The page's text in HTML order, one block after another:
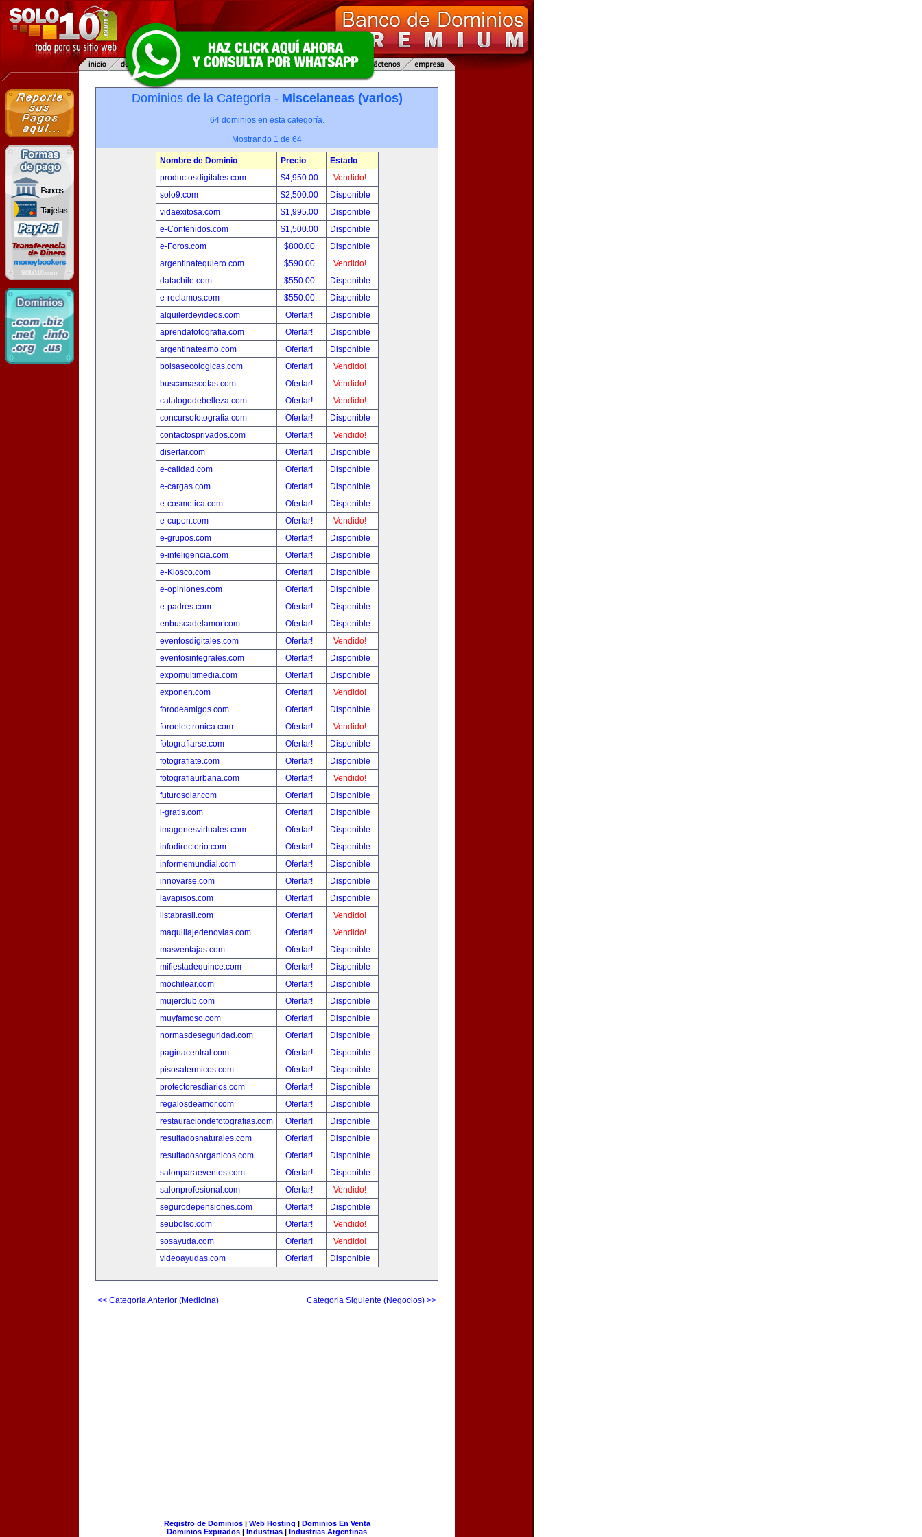
Dominios de la Categoría - Miscelaneas (varios)
64 dominios en esta categoría.
Mostrando 1 de 64
Nombre de Dominio Precio
Estado
productosdigitales.com
$4,950.00
Vendido!
solo9.com
$2,500.00
Disponible
vidaexitosa.com
$1,995.00
Disponible
e-Contenidos.com
$1,500.00
Disponible
e-Foros.com
$800.00
Disponible
argentinatequiero.com
$590.00
Vendido!
datachile.com
$550.00
Disponible
e-reclamos.com
$550.00
Disponible
alquilerdevideos.com
Ofertar!
Disponible
aprendafotografia.com
Ofertar!
Disponible
argentinateamo.com
Ofertar!
Disponible
bolsasecologicas.com
Ofertar!
Vendido!
buscamascotas.com
Ofertar!
Vendido!
catalogodebelleza.com
Ofertar!
Vendido!
concursofotografia.com
Ofertar!
Disponible
contactosprivados.com
Ofertar!
Vendido!
disertar.com
Ofertar!
Disponible
e-calidad.com
Ofertar!
Disponible
e-cargas.com
Ofertar!
Disponible
e-cosmetica.com
Ofertar!
Disponible
e-cupon.com
Ofertar!
Vendido!
e-grupos.com
Ofertar!
Disponible
e-inteligencia.com
Ofertar!
Disponible
e-Kiosco.com
Ofertar!
Disponible
e-opiniones.com
Ofertar!
Disponible
e-padres.com
Ofertar!
Disponible
enbuscadelamor.com
Ofertar!
Disponible
eventosdigitales.com
Ofertar!
Vendido!
eventosintegrales.com
Ofertar!
Disponible
expomultimedia.com
Ofertar!
Disponible
exponen.com
Ofertar!
Vendido!
forodeamigos.com
Ofertar!
Disponible
foroelectronica.com
Ofertar!
Vendido!
fotografiarse.com
Ofertar!
Disponible
fotografiate.com
Ofertar!
Disponible
fotografiaurbana.com
Ofertar!
Vendido!
futurosolar.com
Ofertar!
Disponible
i-gratis.com
Ofertar!
Disponible
imagenesvirtuales.com
Ofertar!
Disponible
infodirectorio.com
Ofertar!
Disponible
informemundial.com
Ofertar!
Disponible
innovarse.com
Ofertar!
Disponible
lavapisos.com
Ofertar!
Disponible
listabrasil.com
Ofertar!
Vendido!
maquillajedenovias.com
Ofertar!
Vendido!
masventajas.com
Ofertar!
Disponible
mifiestadequince.com
Ofertar!
Disponible
mochilear.com
Ofertar!
Disponible
mujerclub.com
Ofertar!
Disponible
muyfamoso.com
Ofertar!
Disponible
normasdeseguridad.com
Ofertar!
Disponible
paginacentral.com
Ofertar!
Disponible
pisosatermicos.com
Ofertar!
Disponible
protectoresdiarios.com
Ofertar!
Disponible
regalosdeamor.com
Ofertar!
Disponible
restauraciondefotografias.com
Ofertar!
Disponible
resultadosnaturales.com
Ofertar!
Disponible
resultadosorganicos.com
Ofertar!
Disponible
salonparaeventos.com
Ofertar!
Disponible
salonprofesional.com
Ofertar!
Vendido!
segurodepensiones.com
Ofertar!
Disponible
seubolso.com
Ofertar!
Vendido!
sosayuda.com
Ofertar!
Vendido!
videoayudas.com
Ofertar! Disponible
<< Categoria Anterior (Medicina) Categoria Siguiente (Negocios) >>
Registro de Dominios| Web Hosting | Dominios En Venta
Dominios Expirados | Industrias | Industrias Argentinas